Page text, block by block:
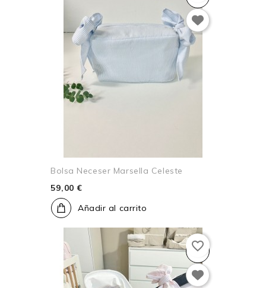
Bolsa Neceser Marsella Celeste
59,00 €
Añadir al carrito
favorite_border